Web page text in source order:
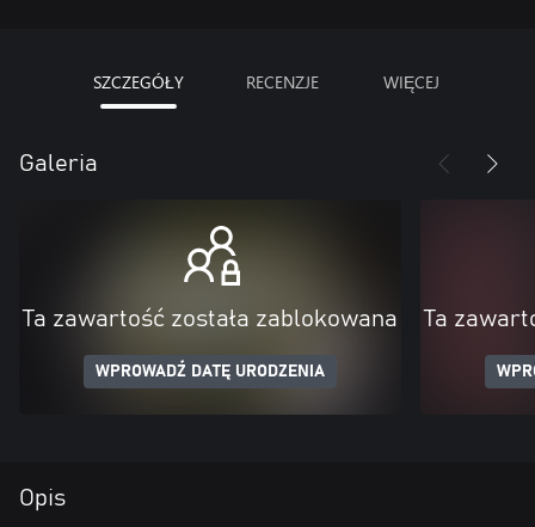
SZCZEGÓŁY RECENZJE WIĘCEJ
Galeria
Ta zawartość została zablokowana
WPROWADŹ DATĘ URODZENIA
Ta
Opis